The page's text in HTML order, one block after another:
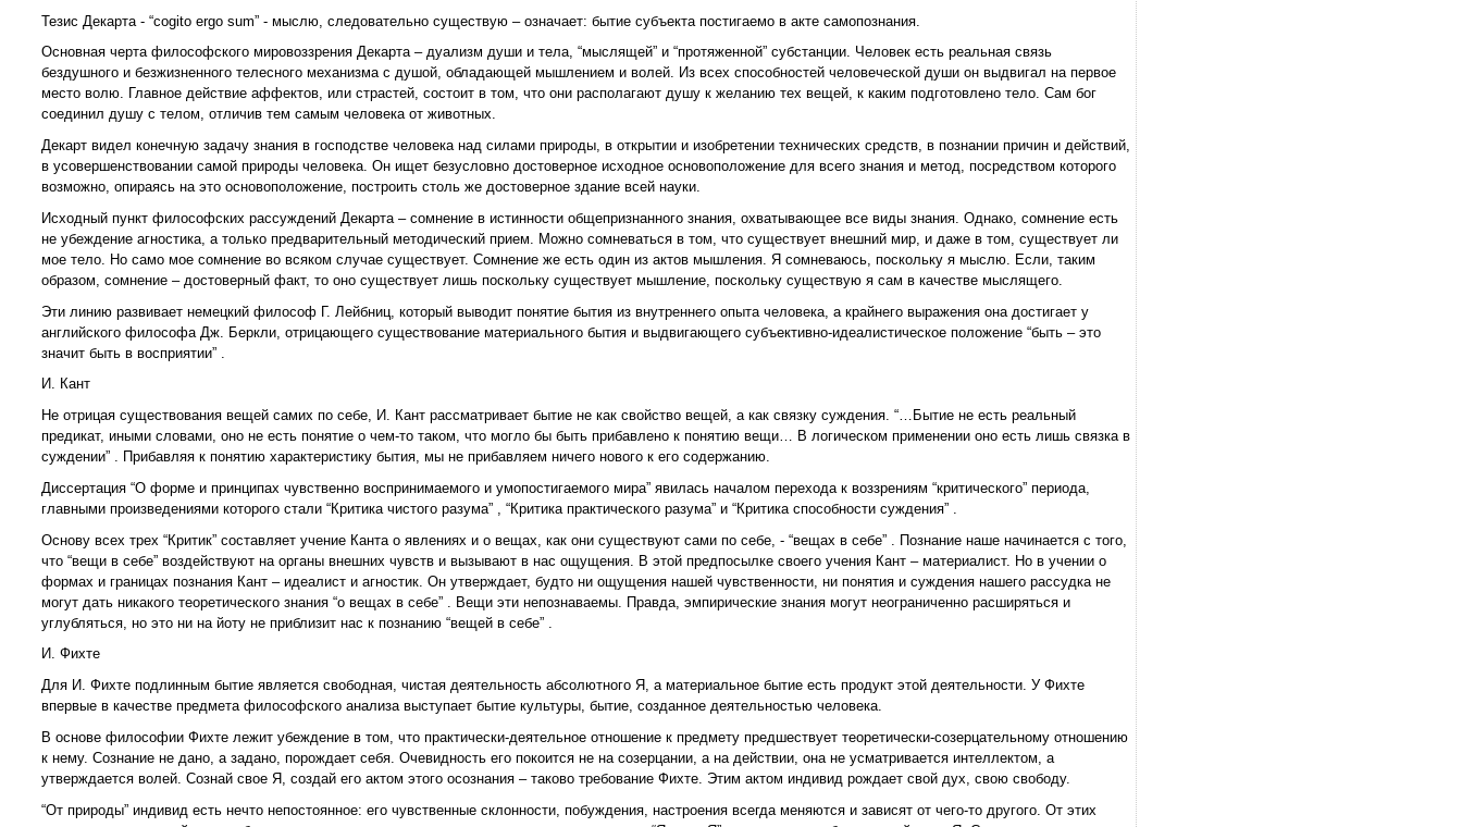
Тезис Декарта - “cogito ergo sum” - мыслю, следовательно существую – означает: бытие субъекта постигаемо в акте самопознания.
Основная черта философского мировоззрения Декарта – дуализм души и тела, “мыслящей” и “протяженной” субстанции. Человек есть реальная связь
бездушного и безжизненного телесного механизма с душой, обладающей мышлением и волей. Из всех способностей человеческой души он выдвигал на первое
место волю. Главное действие аффектов, или страстей, состоит в том, что они располагают душу к желанию тех вещей, к каким подготовлено тело. Сам бог
соединил душу с телом, отличив тем самым человека от животных.
Декарт видел конечную задачу знания в господстве человека над силами природы, в открытии и изобретении технических средств, в познании причин и действий,
в усовершенствовании самой природы человека. Он ищет безусловно достоверное исходное основоположение для всего знания и метод, посредством которого
возможно, опираясь на это основоположение, построить столь же достоверное здание всей науки.
Исходный пункт философских рассуждений Декарта – сомнение в истинности общепризнанного знания, охватывающее все виды знания. Однако, сомнение есть
не убеждение агностика, а только предварительный методический прием. Можно сомневаться в том, что существует внешний мир, и даже в том, существует ли
мое тело. Но само мое сомнение во всяком случае существует. Сомнение же есть один из актов мышления. Я сомневаюсь, поскольку я мыслю. Если, таким
образом, сомнение – достоверный факт, то оно существует лишь поскольку существует мышление, поскольку существую я сам в качестве мыслящего.
Эти линию развивает немецкий философ Г. Лейбниц, который выводит понятие бытия из внутреннего опыта человека, а крайнего выражения она достигает у
английского философа Дж. Беркли, отрицающего существование материального бытия и выдвигающего субъективно-идеалистическое положение “быть – это
значит быть в восприятии” .
И. Кант
Не отрицая существования вещей самих по себе, И. Кант рассматривает бытие не как свойство вещей, а как связку суждения. “…Бытие не есть реальный
предикат, иными словами, оно не есть понятие о чем-то таком, что могло бы быть прибавлено к понятию вещи… В логическом применении оно есть лишь связка в
суждении” . Прибавляя к понятию характеристику бытия, мы не прибавляем ничего нового к его содержанию.
Диссертация “О форме и принципах чувственно воспринимаемого и умопостигаемого мира” явилась началом перехода к воззрениям “критического” периода,
главными произведениями которого стали “Критика чистого разума” , “Критика практического разума” и “Критика способности суждения” .
Основу всех трех “Критик” составляет учение Канта о явлениях и о вещах, как они существуют сами по себе, - “вещах в себе” . Познание наше начинается с того,
что “вещи в себе” воздействуют на органы внешних чувств и вызывают в нас ощущения. В этой предпосылке своего учения Кант – материалист. Но в учении о
формах и границах познания Кант – идеалист и агностик. Он утверждает, будто ни ощущения нашей чувственности, ни понятия и суждения нашего рассудка не
могут дать никакого теоретического знания “о вещах в себе” . Вещи эти непознаваемы. Правда, эмпирические знания могут неограниченно расширяться и
углубляться, но это ни на йоту не приблизит нас к познанию “вещей в себе” .
И. Фихте
Для И. Фихте подлинным бытие является свободная, чистая деятельность абсолютного Я, а материальное бытие есть продукт этой деятельности. У Фихте
впервые в качестве предмета философского анализа выступает бытие культуры, бытие, созданное деятельностью человека.
В основе философии Фихте лежит убеждение в том, что практически-деятельное отношение к предмету предшествует теоретически-созерцательному отношению
к нему. Сознание не дано, а задано, порождает себя. Очевидность его покоится не на созерцании, а на действии, она не усматривается интеллектом, а
утверждается волей. Сознай свое Я, создай его актом этого осознания – таково требование Фихте. Этим актом индивид рождает свой дух, свою свободу.
“От природы” индивид есть нечто непостоянное: его чувственные склонности, побуждения, настроения всегда меняются и зависят от чего-то другого. От этих